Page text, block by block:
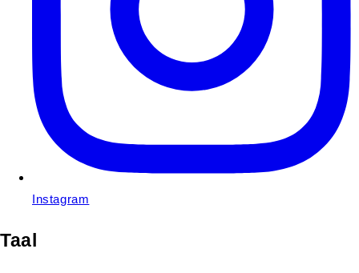
Instagram
Taal